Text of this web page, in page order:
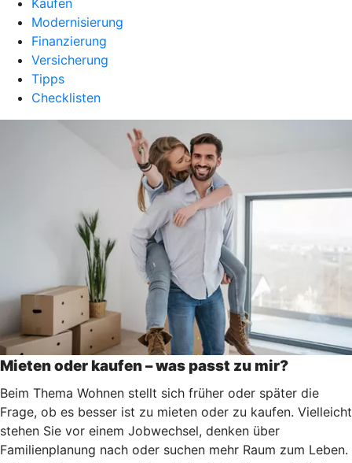
Kaufen
Modernisierung
Finanzierung
Versicherung
Tipps
Checklisten
Mieten oder kaufen – was passt zu mir?
Beim Thema Wohnen stellt sich früher oder später die
Frage, ob es besser ist zu mieten oder zu kaufen. Vielleicht
stehen Sie vor einem Jobwechsel, denken über
Familienplanung nach oder suchen mehr Raum zum Leben.